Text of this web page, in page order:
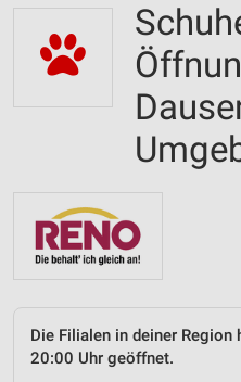
Die Filialen in deiner
20:00 Uhr geöffnet.